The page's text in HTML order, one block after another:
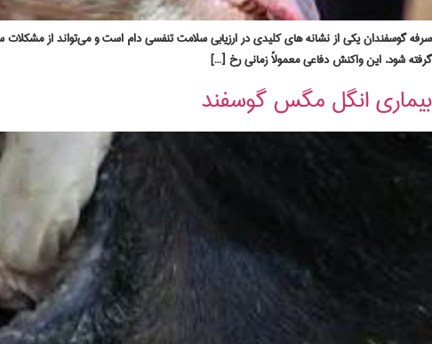
سرفه گوسفندان یکی از نشانه‌ های کلیدی در ارزیابی سلامت تنفسی دام است و می‌تواند از
گرفته شود. این واکنش دفاعی معمولاً زمانی رخ […]
بیماری انگل مگس گوسفند